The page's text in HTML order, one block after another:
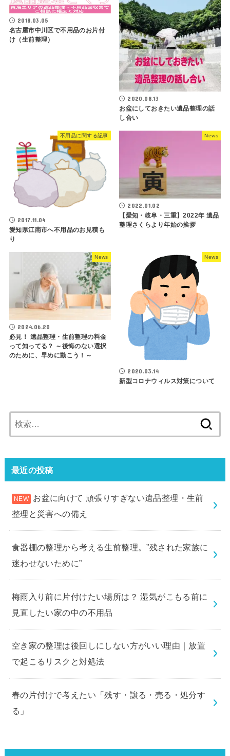
2018.03.05
名古屋市中川区で不用品のお片付
け（生前整理）
2020.08.13
お盆にしておきたい遺品整理の話
し合い
不用品に関する記事
2017.11.04
愛知県江南市へ不用品のお見積も
り
News
2022.01.02
【愛知・岐阜・三重】2022年 遺品
整理さくらより年始の挨拶
News
2024.06.20
必見！ 遺品整理・生前整理の料金
って知ってる？ ～後悔のない選択
のために、早めに動こう！～
News
2020.03.14
新型コロナウィルス対策について
索:
最近の投稿
お盆に向けて 頑張りすぎない遺品整理・生前
整理と災害への備え
食器棚の整理から考える生前整理。”残された家族に
迷わせないために”
梅雨入り前に片付けたい場所は？ 湿気がこもる前に
見直したい家の中の不用品
空き家の整理は後回しにしない方がいい理由｜放置
で起こるリスクと対処法
春の片付けで考えたい「残す・譲る・売る・処分す
る」